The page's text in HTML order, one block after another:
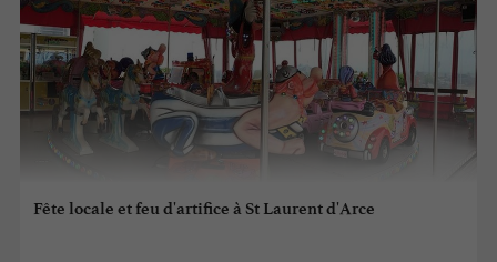
Fête locale et feu d'artifice à St Laurent d'Arce